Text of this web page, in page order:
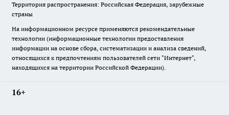
Территория распространения: Российская Федерация, зарубежные
страны
На информационном ресурсе применяются рекомендательные
технологии (информационные технологии предоставления
информации на основе сбора, систематизации и анализа сведений,
относящихся к предпочтениям пользователей сети "Интернет",
находящихся на территории Российской Федерации).
16+